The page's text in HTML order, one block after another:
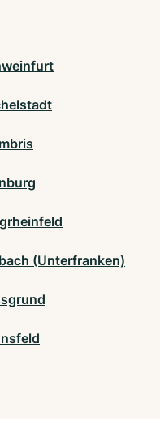
(Unterfranken)